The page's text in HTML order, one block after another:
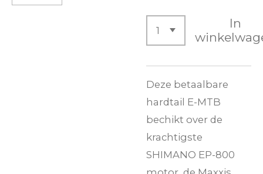
In
Deze betaalbare
hardtail E-MTB
bechikt over de
krachtigste
SHIMANO EP-800